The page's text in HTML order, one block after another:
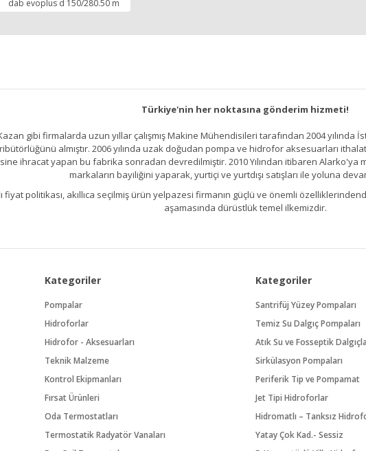
görüntülenemiyor.
olmalı.
Gönder
dab evoplus d 150/280.50 m
Türkiye'nin her noktasına gönderim hizmeti!
gibi firmalarda uzun yıllar çalışmış Makine Mühendisileri tarafından 2004
almıştır. 2006 yılında uzak doğudan pompa ve hidrofor aksesuarları
ihracat yapan bu fabrika sonradan devredilmiştir. 2010 Yılından itibaren
markaların bayiliğini yaparak, yurtiçi ve yurtdışı satışları ile yoluna
fiyat politikası, akıllıca seçilmiş ürün yelpazesi firmanın güçlü ve önemli
aşamasında dürüstlük temel ilkemizdir.
Kategoriler
Pompalar
Hidroforlar
Hidrofor - Aksesuarları
Teknik Malzeme
Kontrol Ekipmanları
Fırsat Ürünleri
Oda Termostatları
Termostatik Radyatör Vanaları
Kategoriler
Santrifüj Yüzey Pompaları
Temiz Su Dalgıç Pompaları
Atık Su ve Fosseptik
Sirkülasyon Pompaları
Periferik Tip ve Pompamat
Jet Tipi Hidroforlar
Hidromatlı – Tanksız
Yatay Çok Kad.- Sessiz